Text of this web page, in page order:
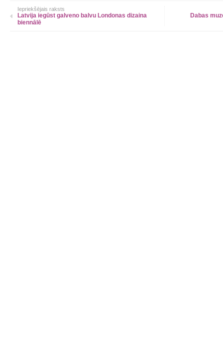
Iepriekšējais raksts
Latvija iegūst galveno balvu Londonas dizaina
biennālē
Dabas